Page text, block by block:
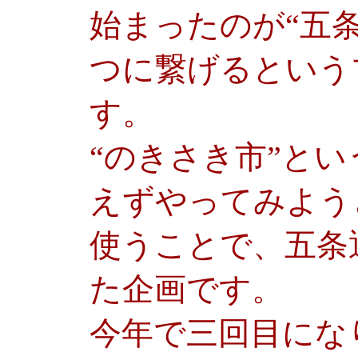
始まったのが“五
つに繋げるとい
す。
“のきさき市”と
えずやってみよ
使うことで、五
た企画です。
今年で三回目に